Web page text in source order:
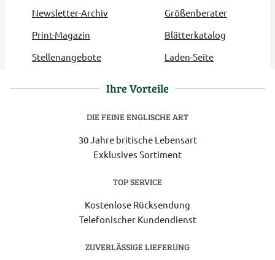
Newsletter-Archiv
Größenberater
Print-Magazin
Blätterkatalog
Stellenangebote
Laden-Seite
Ihre Vorteile
DIE FEINE ENGLISCHE ART
30 Jahre britische Lebensart
Exklusives Sortiment
TOP SERVICE
Kostenlose Rücksendung
Telefonischer Kundendienst
ZUVERLÄSSIGE LIEFERUNG